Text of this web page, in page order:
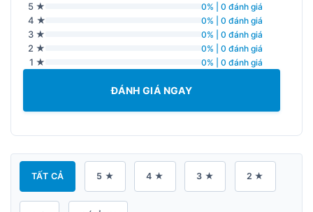
5 ★ 0% | 0 đánh giá
4 ★ 0% | 0 đánh giá
3 ★ 0% | 0 đánh giá
2 ★ 0% | 0 đánh giá
1 ★ 0% | 0 đánh giá
ĐÁNH GIÁ NGAY
TẤT CẢ 5 ★ 4 ★ 3 ★ 2 ★